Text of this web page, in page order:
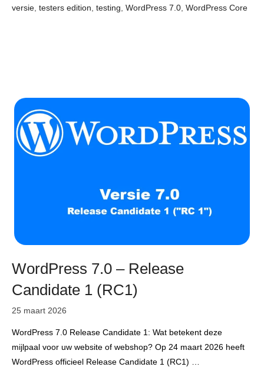
versie testers edition testing WordPress 7.0 WordPress Core
WordPress 7.0 – Release
Candidate 1 (RC1)
25 maart 2026
WordPress 7.0 Release Candidate 1: Wat betekent deze
mijlpaal voor uw website of webshop? Op 24 maart 2026 heeft
WordPress officieel Release Candidate 1 (RC1) …